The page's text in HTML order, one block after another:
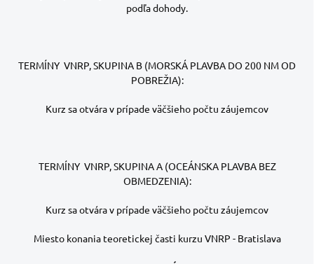
podľa dohody.
TERMÍNY VNRP, SKUPINA B (MORSKÁ PLAVBA DO 200 NM OD
POBREŽIA):
Kurz sa otvára v prípade väčšieho počtu záujemcov
TERMÍNY VNRP, SKUPINA A (OCEÁNSKA PLAVBA BEZ
OBMEDZENIA):
Kurz sa otvára v prípade väčšieho počtu záujemcov
Miesto konania teoretickej časti kurzu VNRP - Bratislava